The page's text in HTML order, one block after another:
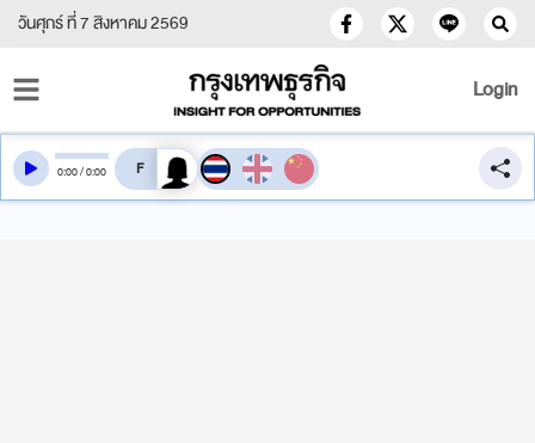
วันศุกร์ ที่ 7 สิงหาคม 2569
Login
0:00/0:00 สลับเสียงอ่าน